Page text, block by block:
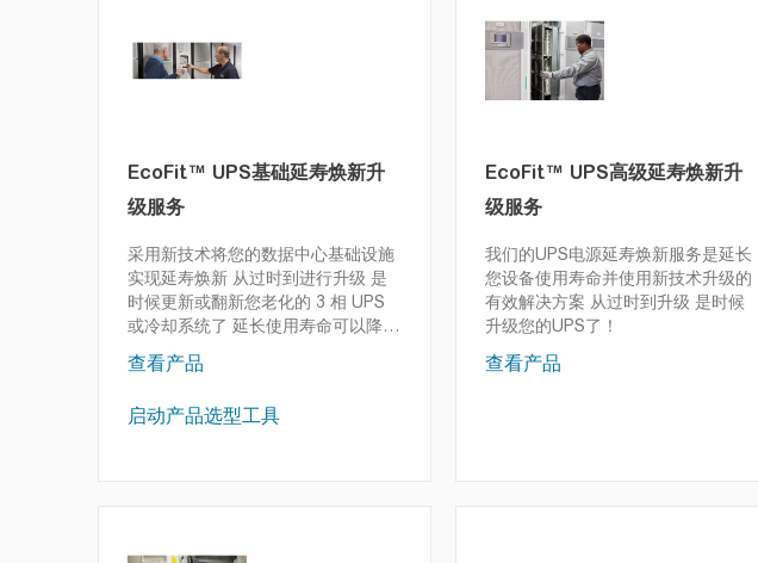
EcoFit™ UPS基础延寿焕新升
级服务
采用新技术将您的数据中心基础设施
实现延寿焕新 从过时到进行升级 是
时候更新或翻新您老化的 3 相 UPS
或冷却系统了 延长使用寿命可以降低
成本并延长正常运行时间！
查看产品
启动产品选型工具
EcoFit™ UPS高级延寿焕新升
级服务
我们的UPS电源延寿焕新服务是延长
您设备使用寿命并使用新技术升级的
有效解决方案 从过时到升级 是时候
升级您的UPS了！
查看产品